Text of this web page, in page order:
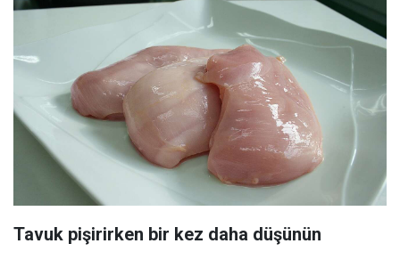
Tavuk pişirirken bir kez daha düşünün